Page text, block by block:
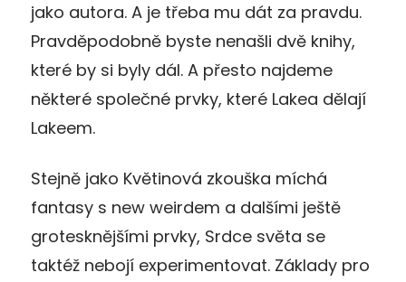
jako autora. A je třeba mu dát za pravdu.
Pravděpodobně byste nenašli dvě knihy,
které by si byly dál. A přesto najdeme
některé společné prvky, které Lakea dělají
Lakeem.
Stejně jako Květinová zkouška míchá
fantasy s new weirdem a dalšími ještě
grotesknějšími prvky, Srdce světa se
taktéž nebojí experimentovat. Základy pro